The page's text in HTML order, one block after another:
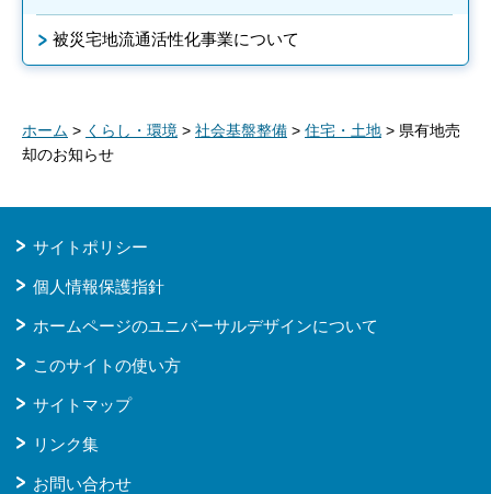
被災宅地流通活性化事業について
ホーム > くらし・環境 > 社会基盤整備 > 住宅・土地 > 県有地売
却のお知らせ
サイトポリシー
個人情報保護指針
ホームページのユニバーサルデザインについて
このサイトの使い方
サイトマップ
リンク集
お問い合わせ